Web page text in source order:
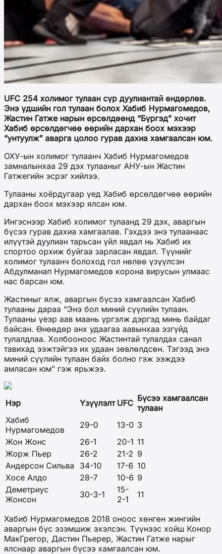
UFC 254 холимог тулаан сүр дуулиантай өндөрлөв.
Энэ үдшийн гол тулаан болох Хабиб Нурмагомедов,
Жастин Гатже нарын өрсөлдөөнд “Бүргэд” хочит
Хабиб өрсөлдөгчөө өөрийн дархан боох мэхээр
“унтуулж” аварга цолоо гурав дахиа хамгаалсан юм.
ОХУ-ын холимог тулаанч Хабиб Нурмагомедов
замналынхаа 29 дэх тулааныг АНУ-ын Жастин
Гатжегийн эсрэг хийлээ.
Тулааны хоёрдугаар үед Хабиб өрсөлдөгчөө өөрийн
дархан боох мэхээр ялсан юм.
Ингэснээр Хабиб холимог тулаанд 29 дэх, аваргын
бүсээ гурав дахиа хамгаалав. Гэхдээ энэ тулаанаас
илүүтэй дуулиан тарьсан үйл явдал нь Хабиб их
спортоо орхиж буйгаа зарласан явдал. Түүнийг
холимог тулаанч болоход гол нөлөө үзүүлсэн
Абдулманап Нурмагомедов корона вирусын улмаас
нас барсан юм.
Жастиныг ялж, аваргын бүсээ хамгаалсан Хабиб
тулааны дараа “Энэ бол миний сүүлийн тулаан.
Тулааны үеэр аав маань үргэлж дэргэд минь байдаг
байсан. Өнөөдөр анх удаагаа аавынхаа эзгүйд
тулалдлаа. Холбооноос Жастинтай тулалдах санал
тавихад ээжтэйгээ их удаан зөвлөлдсөн. Тэгээд энэ
миний сүүлийн тулаан байх болно гэж ээждээ
амласан юм” гэж ярьжээ.
Нэр Үзүүлэлт UFC Бүсээ хамгаалсан
тулаан
Хабиб
Нурмагомедов
29-0 13-0 3
Жон Жонс
26-1 20-1 11
Жорж Пьер
26-2 21-2 9
Андерсон Сильва
34-10 17-6 10
Хосе Алдо
28-7 10-6 9
Деметриус
Жонсон
30-3-1
15-
2-1
11
Хабиб Нурмагомедов 2018 оноос хөнгөн жингийн
аваргын бүс эзэмшиж эхэлсэн. Түүнээс хойш Конор
МакГрегор, Дастин Пьерер, Жастин Гатже нарыг
ялснаар аваргын бүсээ хамгаалсан юм.